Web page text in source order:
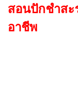
สอนปักชำสะ
อาชีพ